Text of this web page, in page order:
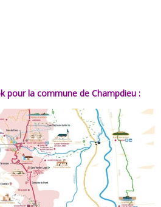
pour la commune de Champdieu :